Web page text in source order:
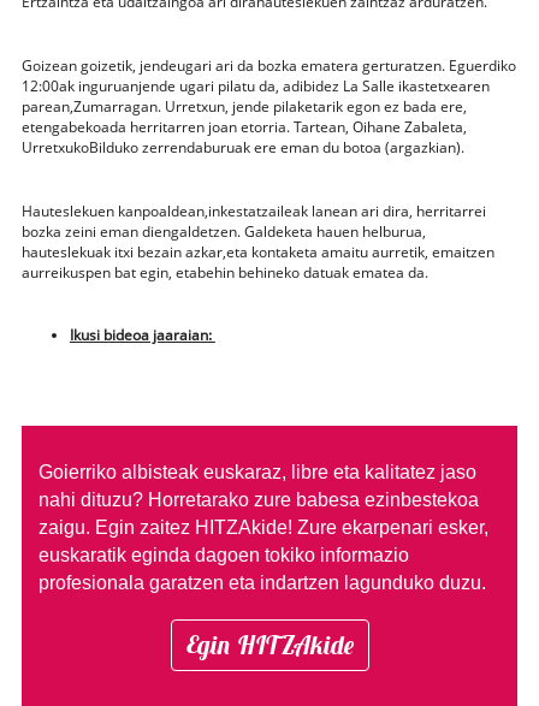
Goizean goizetik, jendeugari ari da bozka ematera gerturatzen. Eguerdiko
12:00ak inguruanjende ugari pilatu da, adibidez La Salle ikastetxearen
parean,Zumarragan. Urretxun, jende pilaketarik egon ez bada ere,
etengabekoada herritarren joan etorria. Tartean, Oihane Zabaleta,
UrretxukoBilduko zerrendaburuak ere eman du botoa (argazkian).
Hauteslekuen kanpoaldean,inkestatzaileak lanean ari dira, herritarrei
bozka zeini eman diengaldetzen. Galdeketa hauen helburua,
hauteslekuak itxi bezain azkar,eta kontaketa amaitu aurretik, emaitzen
aurreikuspen bat egin, etabehin behineko datuak ematea da.
Ikusi bideoa jaaraian:
Goierriko albisteak euskaraz, libre eta kalitatez jaso
nahi dituzu? Horretarako zure babesa ezinbestekoa
zaigu. Egin zaitez HITZAkide! Zure ekarpenari esker,
euskaratik eginda dagoen tokiko informazio
profesionala garatzen eta indartzen lagunduko duzu.
Egin HITZAkide